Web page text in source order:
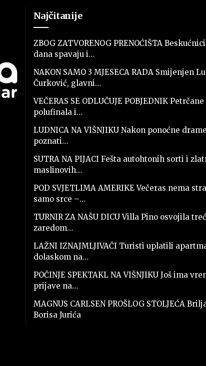
Najčitanije
ZBOG ZATVORENOG PRENOĆIŠTA
dana spavaju i…
NAKON SAMO 3 MJESECA RADA Smijenjen
Čurković, glavni…
VEČERAS SE ODLUČUJE POBJEDNIK
polufinala i…
LUDNICA NA VIŠNJIKU Nakon ponoćne drame
poznati…
SUTRA NA PIJACI Fešta autohtonih sorti i
maslinovih…
POD SVJETLIMA AMERIKE Večeras nema
samo srce –…
TURNIR ZA NAŠU DICU Villa Pino osvojila
zaredom…
LAŽNI IZNAJMLJIVAČI Turisti uplatili
dolaskom na…
POČINJE SPEKTAKL NA VIŠNJIKU Još ima
prijave na…
MAGNUS CARLSEN PROŠLOG STOLJEĆA
Borisa Jurića